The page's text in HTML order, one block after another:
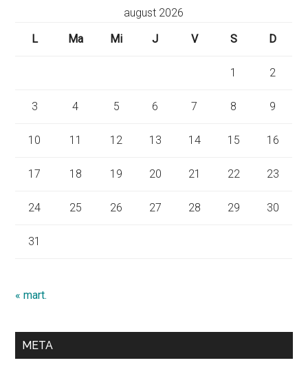
august 2026
L
Ma Mi J V S D
1 2
3 4 5 6 7 8 9
10 11 12 13 14 15 16
17 18 19 20 21 22 23
24 25 26 27 28 29 30
31
« mart.
META